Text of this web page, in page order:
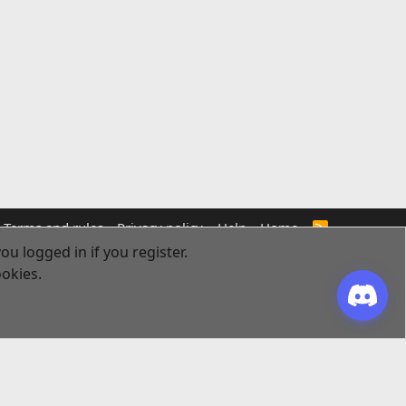
Terms and rules Privacy policy Help Home
R
logged in if you register.